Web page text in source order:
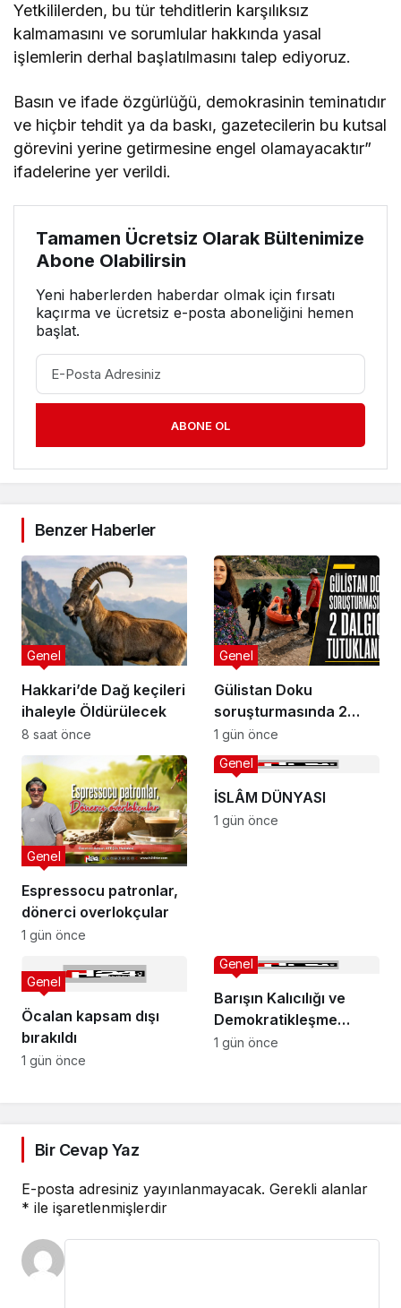
Yetkililerden, bu tür tehditlerin karşılıksız
kalmamasını ve sorumlular hakkında yasal
işlemlerin derhal başlatılmasını talep ediyoruz.
Basın ve ifade özgürlüğü, demokrasinin teminatıdır
ve hiçbir tehdit ya da baskı, gazetecilerin bu kutsal
görevini yerine getirmesine engel olamayacaktır”
ifadelerine yer verildi.
Tamamen Ücretsiz Olarak Bültenimize
Abone Olabilirsin
Yeni haberlerden haberdar olmak için fırsatı
kaçırma ve ücretsiz e-posta aboneliğini hemen
başlat.
ABONE OL
Benzer Haberler
Hakkari’de Dağ keçileri
ihaleyle Öldürülecek
Genel
8 saat önce
Gülistan Doku
soruşturmasında 2
dalgıç tutuklandı
Genel
1 gün önce
Espressocu patronlar,
dönerci overlokçular
Genel
1 gün önce
İSLÂM DÜNYASI
Genel
1 gün önce
Öcalan kapsam dışı
bırakıldı
Genel
1 gün önce
Barışın Kalıcılığı ve
Demokratikleşme
İhtiyacı
Genel
1 gün önce
Bir Cevap Yaz
E-posta adresiniz yayınlanmayacak. Gerekli alanlar
* ile işaretlenmişlerdir